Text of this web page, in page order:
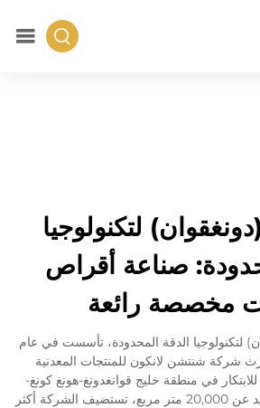
لتكنولوجيا
صناعة أقراص
مخصصة رائعة
لتكنولوجيا الدقة المحدودة، تأسست في عام
إرث شركة شنتشن لانكون للمنتجات المعدنية
في منطقة خليج قوانغدونغ-هونغ كونغ-
ماكاو. وبمساحة مصنع تزيد عن 20,000 متر مربع، تستضيف الشركة أكثر